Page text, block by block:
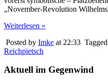
„November-Revolution
Weiterlesen »
Posted by Imke at 22:33
Reichpietsch
Aktuell im Gegenwind